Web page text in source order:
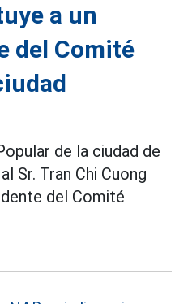
a un
del Comité
de la ciudad de
Sr. Tran Chi Cuong
del Comité